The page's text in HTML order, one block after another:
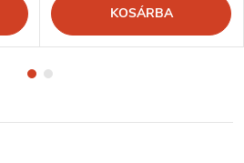
KOSÁRBA